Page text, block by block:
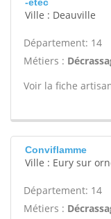
Ville : Deauville
Département: 14
Métiers :
Voir la fiche
Conviflamme
Ville : Eury sur
Département: 14
Métiers :